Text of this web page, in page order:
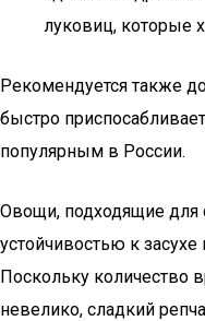
луковиц, которые
Рекомендуется также
быстро
популярным в России.
Овощи, подходящие для
устойчивостью к
Поскольку количество
невелико, сладкий